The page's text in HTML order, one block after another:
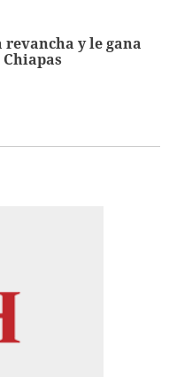
revancha y le gana